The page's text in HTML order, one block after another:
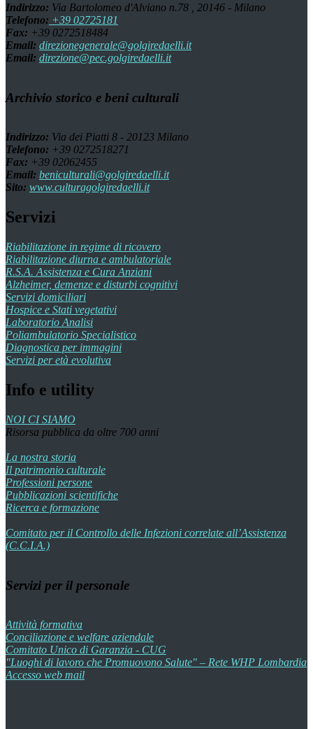
Indirizzo: Via Bartolomeo d'Alviano n.78 , 20146 - Milano
Telefono: +39 02725181
Fax: +39 0272518484
Email: direzionegenerale@golgiredaelli.it
Email: direzione@pec.golgiredaelli.it
Archivio storico e beni culturali
Indirizzo: Via dei Piatti 8 - 20123 Milano
Telefono: +39 0272518271
Fax: +39 02062455
Email: beniculturali@golgiredaelli.it
Sito: www.culturagolgiredaelli.it
Servizi
Riabilitazione in regime di ricovero
Riabilitazione diurna e ambulatoriale
R.S.A. Assistenza e Cura Anziani
Alzheimer, demenze e disturbi cognitivi
Servizi domiciliari
Hospice e Stati vegetativi
Laboratorio Analisi
Poliambulatorio Specialistico
Diagnostica per immagini
Servizi per età evolutiva
Info e utility
NOI CI SIAMO
Risorsa pubblica da oltre 700 anni
La nostra storia
Il patrimonio culturale
Professioni persone
Pubblicazioni scientifiche
Ricerca e formazione
Comitato per il Controllo delle Infezioni correlate all’Assistenza
(C.C.I.A.)
Servizi per il personale
Attività formativa
Conciliazione e welfare aziendale
Comitato Unico di Garanzia - CUG
"Luoghi di lavoro che Promuovono Salute" – Rete WHP Lombardia
Accesso web mail